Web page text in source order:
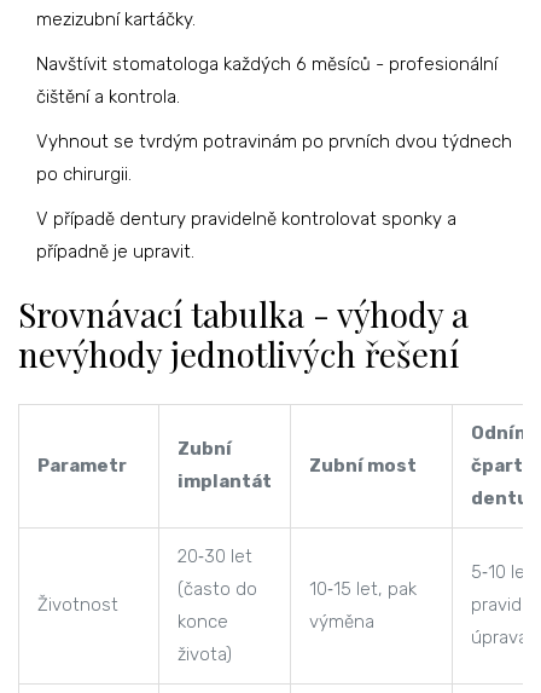
mezizubní kartáčky.
Navštívit stomatologa každých 6 měsíců - profesionální
čištění a kontrola.
Vyhnout se tvrdým potravinám po prvních dvou týdnech
po chirurgii.
V případě dentury pravidelně kontrolovat sponky a
případně je upravit.
Srovnávací tabulka - výhody a
nevýhody jednotlivých řešení
Parametr
Zubní
implantát
Zubní most
Životnost
20‑30 let
(často do
konce
života)
10‑15 let, pak
výměna
5‑10 let,
úprava